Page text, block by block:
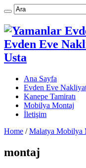
Evden Eve
Usta
Ana Sayfa
Evden Eve
Kanepe Tamiratı
Mobilya Montaj
İletişim
Home / Malatya Mobilya
montaj